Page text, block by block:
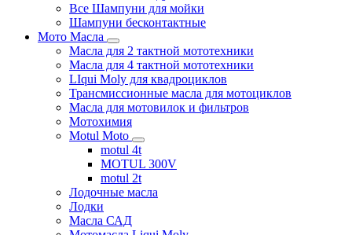
Все Шампуни для мойки
Шампуни бесконтактные
Мото Масла
Масла для 2 тактной мототехники
Масла для 4 тактной мототехники
LIqui Moly для квадроциклов
Трансмиссионные масла для мотоциклов
Масла для мотовилок и фильтров
Мотохимия
Motul Moto
motul 4t
MOTUL 300V
motul 2t
Лодочные масла
Лодки
Масла САД